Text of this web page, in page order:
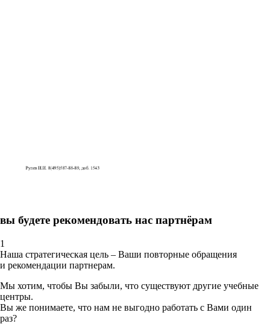
вы будете рекомендовать нас партнёрам
1
Наша стратегическая цель – Ваши повторные обращения
и рекомендации партнерам.
Мы хотим, чтобы Вы забыли, что существуют другие учебные
центры.
Вы же понимаете, что нам не выгодно работать с Вами один
раз?